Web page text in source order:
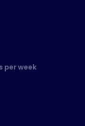
per week